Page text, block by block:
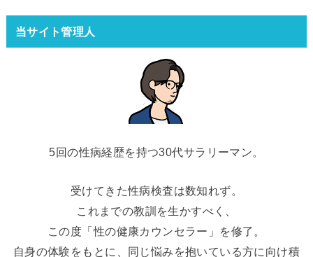
当サイト管理人
5回の性病経歴を持つ30代サラリーマン。
受けてきた性病検査は数知れず。
これまでの教訓を生かすべく、
この度「性の健康カウンセラー」を修了。
自身の体験をもとに、同じ悩みを抱いている方に向け積